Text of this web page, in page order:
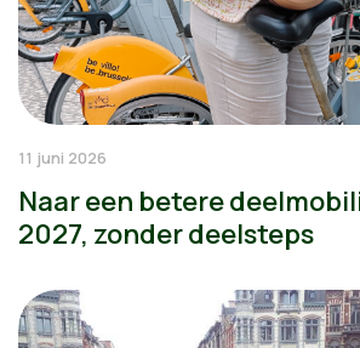
11 juni 2026
Naar een betere
2027, zonder deelsteps